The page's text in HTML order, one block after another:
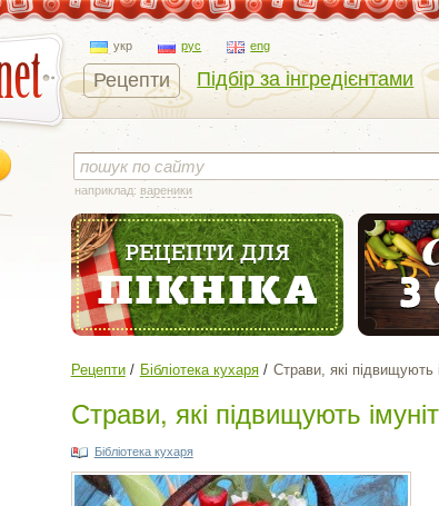
укр рус eng
Рецепти Підбір за інгредієнтами
наприклад: вареники
Рецепти Бібліотека кухаря Страви, які підвищують
Страви, які підвищують
Бібліотека кухаря